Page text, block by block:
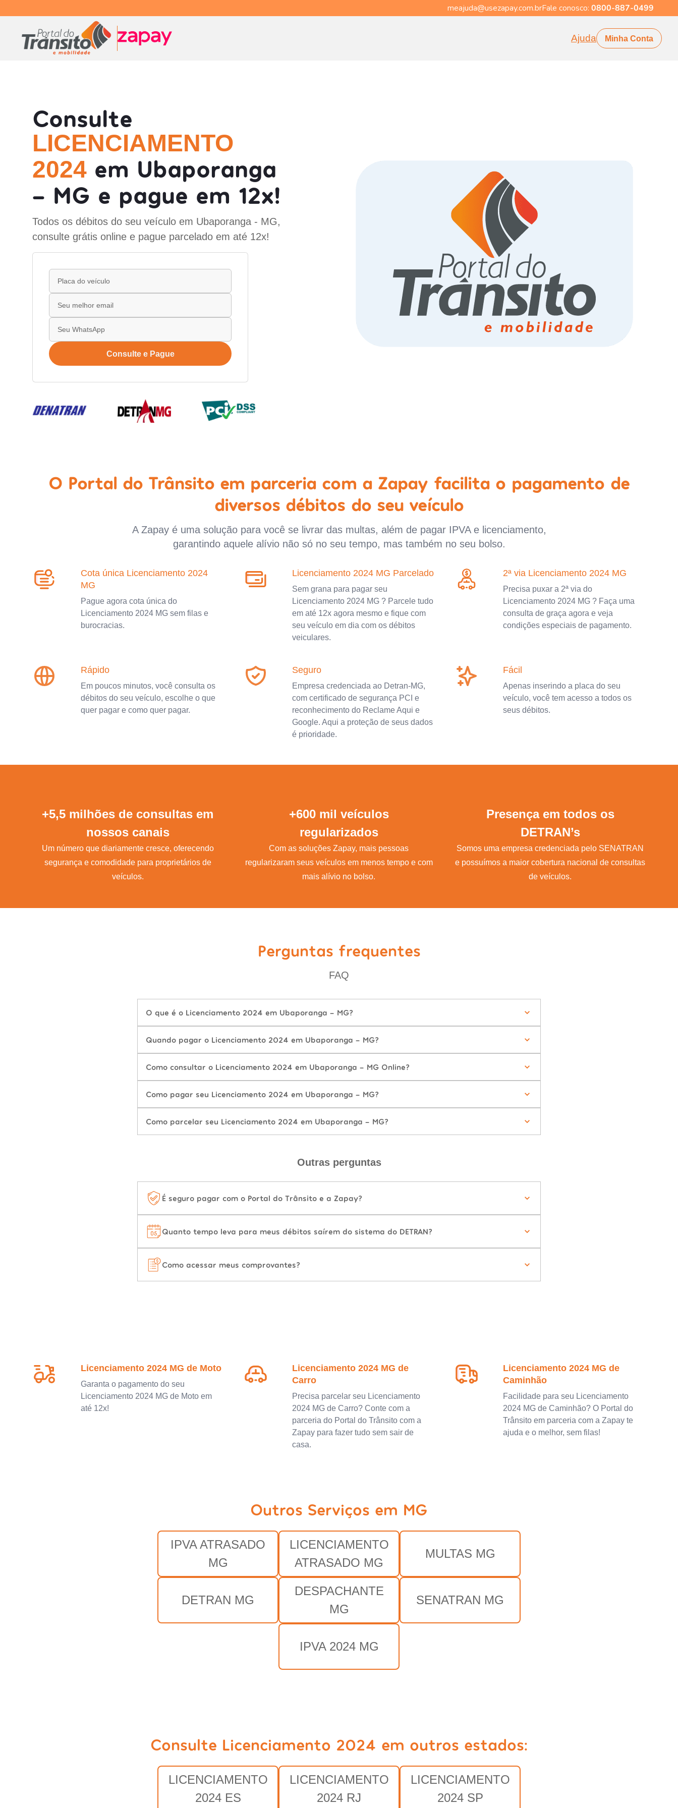
meajuda@usezapay.com.brFale conosco: 0800-887-0499
Ajuda Minha Conta
Consulte
LICENCIAMENTO
2024 em Ubaporanga
- MG e pague em 12x!
Todos os débitos do seu veículo em Ubaporanga - MG,
consulte grátis online e pague parcelado em até 12x!
Consulte e Pague
O Portal do Trânsito em parceria com a Zapay facilita o pagamento de
diversos débitos do seu veículo
A Zapay é uma solução para você se livrar das multas, além de pagar IPVA e licenciamento,
garantindo aquele alívio não só no seu tempo, mas também no seu bolso.
Cota única Licenciamento 2024
MG
Pague agora cota única do
Licenciamento 2024 MG sem filas e
burocracias.
Licenciamento 2024 MG Parcelado
Sem grana para pagar seu
Licenciamento 2024 MG ? Parcele tudo
em até 12x agora mesmo e fique com
seu veículo em dia com os débitos
veiculares.
2ª via Licenciamento 2024 MG
Precisa puxar a 2ª via do
Licenciamento 2024 MG ? Faça uma
consulta de graça agora e veja
condições especiais de pagamento.
Rápido
Em poucos minutos, você consulta os
débitos do seu veículo, escolhe o que
quer pagar e como quer pagar.
Seguro
Empresa credenciada ao Detran-MG,
com certificado de segurança PCI e
reconhecimento do Reclame Aqui e
Google. Aqui a proteção de seus dados
é prioridade.
Fácil
Apenas inserindo a placa do seu
veículo, você tem acesso a todos os
seus débitos.
+5,5 milhões de consultas em
nossos canais
Um número que diariamente cresce, oferecendo
segurança e comodidade para proprietários de
veículos.
+600 mil veículos
regularizados
Com as soluções Zapay, mais pessoas
regularizaram seus veículos em menos tempo e com
mais alívio no bolso.
Presença em todos os
DETRAN’s
Somos uma empresa credenciada pelo SENATRAN
e possuímos a maior cobertura nacional de consultas
de veículos.
Perguntas frequentes
FAQ
O que é o Licenciamento 2024 em Ubaporanga - MG?
Quando pagar o Licenciamento 2024 em Ubaporanga - MG?
Como consultar o Licenciamento 2024 em Ubaporanga - MG Online?
Como pagar seu Licenciamento 2024 em Ubaporanga - MG?
Como parcelar seu Licenciamento 2024 em Ubaporanga - MG?
Outras perguntas
É seguro pagar com o Portal do Trânsito e a Zapay?
Quanto tempo leva para meus débitos saírem do sistema do DETRAN?
Como acessar meus comprovantes?
Licenciamento 2024 MG de Moto
Garanta o pagamento do seu
Licenciamento 2024 MG de Moto em
até 12x!
Licenciamento 2024 MG de
Carro
Precisa parcelar seu Licenciamento
2024 MG de Carro? Conte com a
parceria do Portal do Trânsito com a
Zapay para fazer tudo sem sair de
casa.
Licenciamento 2024 MG de
Caminhão
Facilidade para seu Licenciamento
2024 MG de Caminhão? O Portal do
Trânsito em parceria com a Zapay te
ajuda e o melhor, sem filas!
Outros Serviços em MG
IPVA ATRASADO
MG
LICENCIAMENTO
ATRASADO MG
MULTAS MG
DETRAN MG
DESPACHANTE
MG
SENATRAN MG
IPVA 2024 MG
Consulte Licenciamento 2024 em outros estados:
LICENCIAMENTO
2024 ES
LICENCIAMENTO
2024 RJ
LICENCIAMENTO
2024 SP